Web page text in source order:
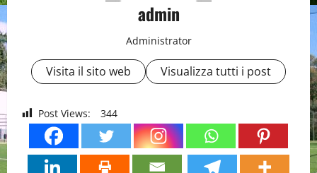
admin
Administrator
Visita il sito web Visualizza tutti i post
Post Views: 344